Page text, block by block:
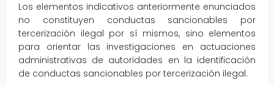
Los elementos indicativos anteriormente enunciados
no constituyen conductas sancionables por
tercerización ilegal por sí mismos, sino elementos
para orientar las investigaciones en actuaciones
administrativas de autoridades en la identificación
de conductas sancionables por tercerización ilegal.